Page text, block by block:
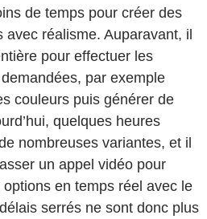
de temps pour créer des
avec réalisme. Auparavant, il
pour effectuer les
par exemple
couleurs puis générer de
quelques heures
nombreuses variantes, et il
un appel vidéo pour
en temps réel avec le
serrés ne sont donc plus